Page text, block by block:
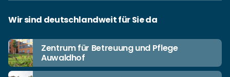
Wir sind deutschlandweit für Sie da
Zentrum für Betreuung und Pflege
Auwaldhof